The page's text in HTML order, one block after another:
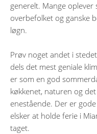
generelt. Mange
overbefolket og ganske
løgn.
Prøv noget andet i
dels det mest geniale
er som en god
køkkenet, naturen og
enestående. Der er
elsker at holde ferie i
taget.